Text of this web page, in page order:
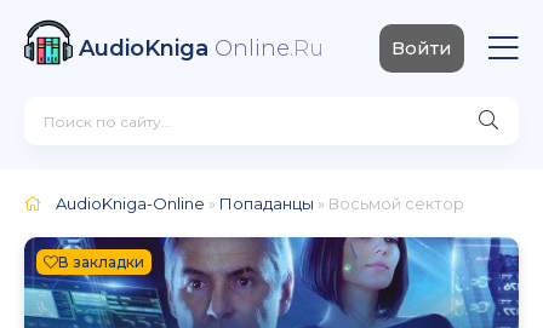
AudioKniga Online.Ru Войти
AudioKniga-Online » Попаданцы » Восьмой сектор
В закладки